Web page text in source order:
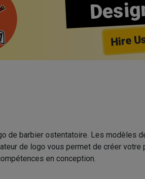
Hire
de barbier ostentatoire. Les modèles
de logo vous permet de créer
en conception.